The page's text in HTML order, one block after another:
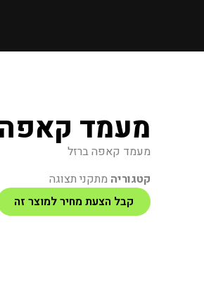
מעמד
מעמד קאפה ברזל
קטגוריה מתקני תצוגה
קבל הצעת מחיר למוצר זה